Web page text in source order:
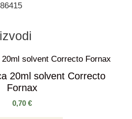
20ml solvent Correcto
Fornax
0,70 €